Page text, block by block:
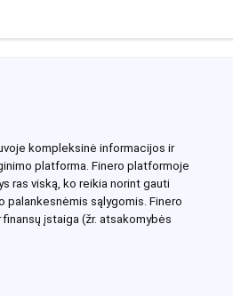
kompleksinė informacijos ir
platforma. Finero platformoje
ras viską, ko reikia norint gauti
palankesnėmis sąlygomis. Finero
įstaiga (žr. atsakomybės